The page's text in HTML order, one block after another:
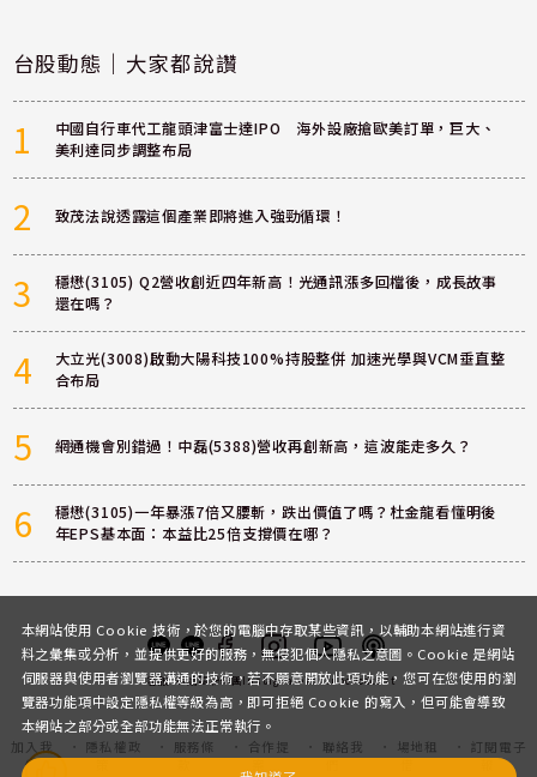
台股動態｜大家都說讚
1
中國自行車代工龍頭津富士達IPO 海外設廠搶歐美訂單，巨大、
美利達同步調整布局
2 致茂法說透露這個產業即將進入強勁循環！
3
穩懋(3105) Q2營收創近四年新高！光通訊漲多回檔後，成長故事
還在嗎？
4
大立光(3008)啟動大陽科技100%持股整併 加速光學與VCM垂直整
合布局
5 網通機會別錯過！中磊(5388)營收再創新高，這波能走多久？
6
穩懋(3105)一年暴漲7倍又腰斬，跌出價值了嗎？杜金龍看懂明後
年EPS基本面：本益比25倍支撐價在哪？
客服 討論區粉絲團InstagramYoutubePodcast
加入我
們
隱私權政
服務條
合作提
聯絡我
場地租
訂閱電子
本網站使用 Cookie 技術，於您的電腦中存取某些資訊，以輔助本網站進行資
料之彙集或分析，並提供更好的服務，無侵犯個人隱私之意圖。Cookie 是網站
伺服器與使用者瀏覽器溝通的技術，若不願意開放此項功能，您可在您使用的瀏
覽器功能項中設定隱私權等級為高，即可拒絕 Cookie 的寫入，但可能會導致
本網站之部分或全部功能無法正常執行。